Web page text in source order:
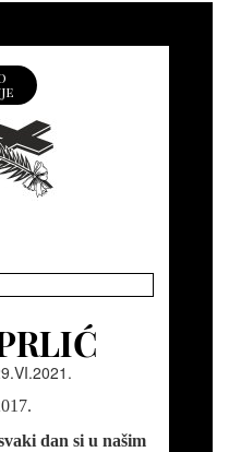
dan si u našim